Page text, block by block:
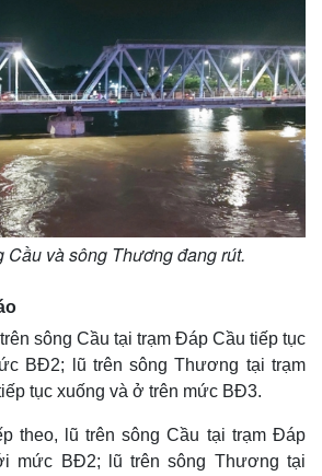
Cầu và sông Thương đang rút.
sông Cầu tại trạm Đáp Cầu tiếp tục
BĐ2; lũ trên sông Thương tại trạm
tục xuống và ở trên mức BĐ3.
theo, lũ trên sông Cầu tại trạm Đáp
mức BĐ2; lũ trên sông Thương tại